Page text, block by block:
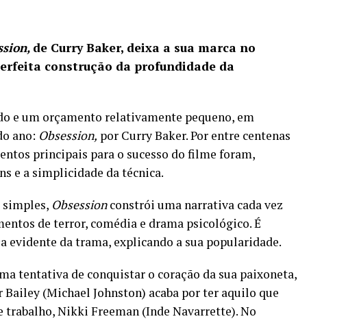
de Curry Baker, deixa a sua marca no
construção da profundidade da
e um orçamento relativamente pequeno, em
ano: Obsession, por Curry Baker. Por entre centenas
principais para o sucesso do filme foram,
e a simplicidade da técnica.
simples, Obsessionconstrói uma narrativa cada vez
de terror, comédia e drama psicológico. É
evidente da trama, explicando a sua popularidade.
tentativa de conquistar o coração da sua paixoneta,
Bailey (Michael Johnston) acaba por ter aquilo que
trabalho, Nikki Freeman (Inde Navarrette). No